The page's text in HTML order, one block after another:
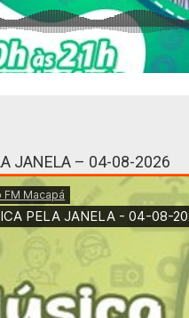
JANELA – 04-08-2026